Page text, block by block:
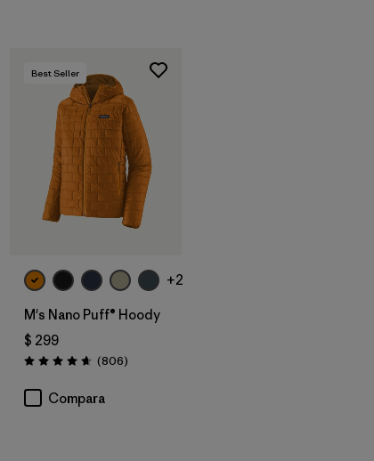
Best Seller
+2
M's Nano Puff® Hoody
$ 299
Valoración: 4.6 / 5
(806Comentarios
)
Compara